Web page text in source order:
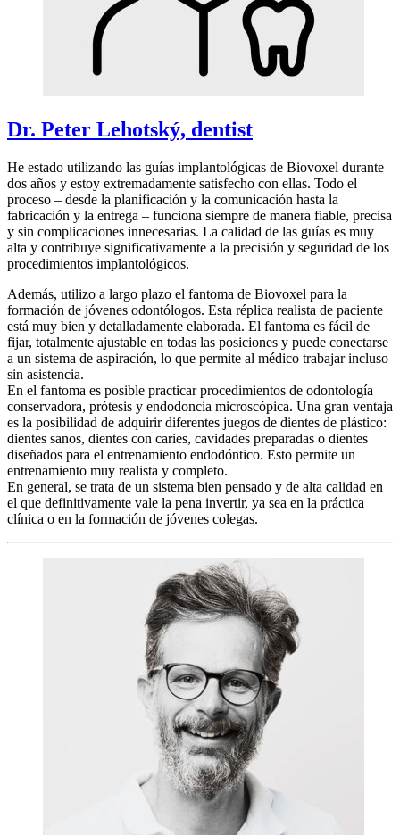
Dr. Peter Lehotský, dentist
He estado utilizando las guías implantológicas de Biovoxel durante
dos años y estoy extremadamente satisfecho con ellas. Todo el
proceso – desde la planificación y la comunicación hasta la
fabricación y la entrega – funciona siempre de manera fiable, precisa
y sin complicaciones innecesarias. La calidad de las guías es muy
alta y contribuye significativamente a la precisión y seguridad de los
procedimientos implantológicos.
Además, utilizo a largo plazo el fantoma de Biovoxel para la
formación de jóvenes odontólogos. Esta réplica realista de paciente
está muy bien y detalladamente elaborada. El fantoma es fácil de
fijar, totalmente ajustable en todas las posiciones y puede conectarse
a un sistema de aspiración, lo que permite al médico trabajar incluso
sin asistencia.
En el fantoma es posible practicar procedimientos de odontología
conservadora, prótesis y endodoncia microscópica. Una gran ventaja
es la posibilidad de adquirir diferentes juegos de dientes de plástico:
dientes sanos, dientes con caries, cavidades preparadas o dientes
diseñados para el entrenamiento endodóntico. Esto permite un
entrenamiento muy realista y completo.
En general, se trata de un sistema bien pensado y de alta calidad en
el que definitivamente vale la pena invertir, ya sea en la práctica
clínica o en la formación de jóvenes colegas.